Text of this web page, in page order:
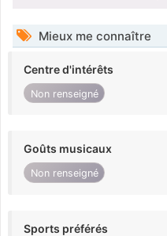
Mieux me connaître
Centre d'intérêts
Non renseigné
Goûts musicaux
Non renseigné
Sports préférés